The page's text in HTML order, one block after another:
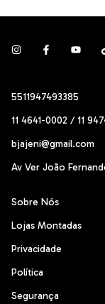
5511947493385
11 4641-0002 / 11
bjajeni@gmail.com
Av Ver João
Sobre Nós
Lojas Montadas
Privacidade
Política
Segurança